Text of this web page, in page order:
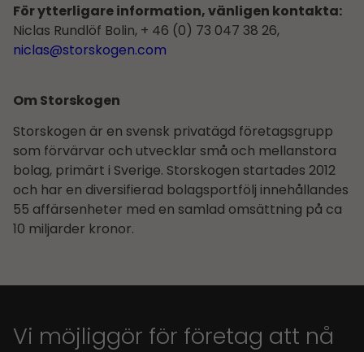
För ytterligare information, vänligen kontakta:
Niclas Rundlöf Bolin, + 46 (0) 73 047 38 26,
niclas@storskogen.com
Om Storskogen
Storskogen är en svensk privatägd företagsgrupp
som förvärvar och utvecklar små och mellanstora
bolag, primärt i Sverige. Storskogen startades 2012
och har en diversifierad bolagsportfölj innehållandes
55 affärsenheter med en samlad omsättning på ca
10 miljarder kronor.
Vi möjliggör för företag att nå